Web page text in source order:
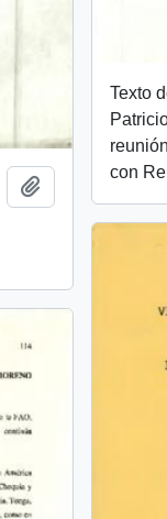
Añadir al
Texto
con